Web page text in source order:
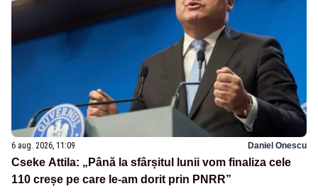
6 aug. 2026, 11:09 Daniel Onescu
Cseke Attila: „Până la sfârșitul lunii vom finaliza cele
110 creșe pe care le-am dorit prin PNRR”